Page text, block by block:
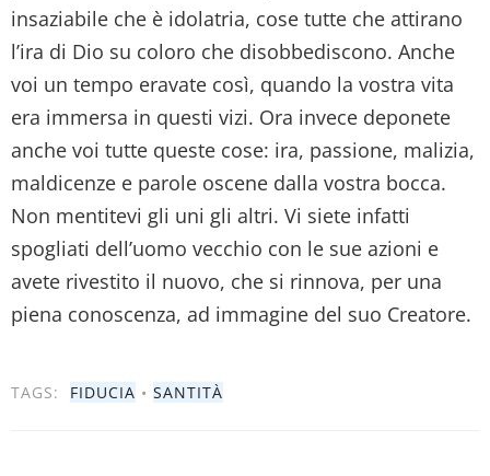
insaziabile che è idolatria, cose tutte che attirano
l’ira di Dio su coloro che disobbediscono. Anche
voi un tempo eravate così, quando la vostra vita
era immersa in questi vizi. Ora invece deponete
anche voi tutte queste cose: ira, passione, malizia,
maldicenze e parole oscene dalla vostra bocca.
Non mentitevi gli uni gli altri. Vi siete infatti
spogliati dell’uomo vecchio con le sue azioni e
avete rivestito il nuovo, che si rinnova, per una
piena conoscenza, ad immagine del suo Creatore.
TAGS: FIDUCIA • SANTITÀ